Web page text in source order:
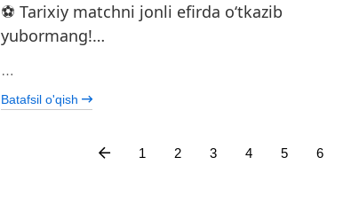
⚽️ Tarixiy matchni jonli efirda o‘tkazib
yubormang!…
…
Batafsil o'qish
1 2 3 4 5 6